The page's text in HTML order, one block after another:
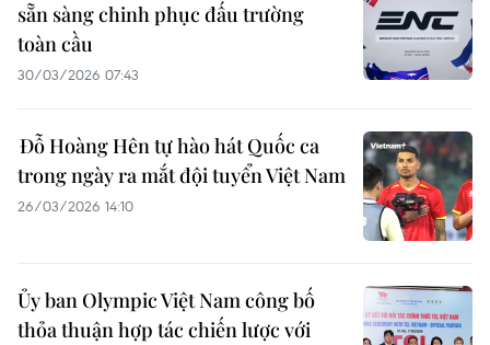
sẵn sàng chinh phục đấu trường
toàn cầu
30/03/2026 07:43
Đỗ Hoàng Hên tự hào hát Quốc ca
trong ngày ra mắt đội tuyển Việt Nam
26/03/2026 14:10
Ủy ban Olympic Việt Nam công bố
thỏa thuận hợp tác chiến lược với